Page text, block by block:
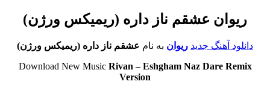
ریوان عشقم ناز داره (ریمیکس ورژن)
دانلود آهنگ جدید ریوان به نام عشقم ناز داره (ریمیکس ورژن)
Download New Music Rivan – Eshgham Naz Dare Remix
Version